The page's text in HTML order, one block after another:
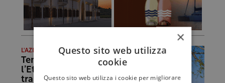
L'AZIENDA
Tenute Ballasanti,
l’Etna al femminile
tra Carricante, arte e
×
Questo sito web utilizza
cookie
Questo sito web utilizza i cookie per migliorare